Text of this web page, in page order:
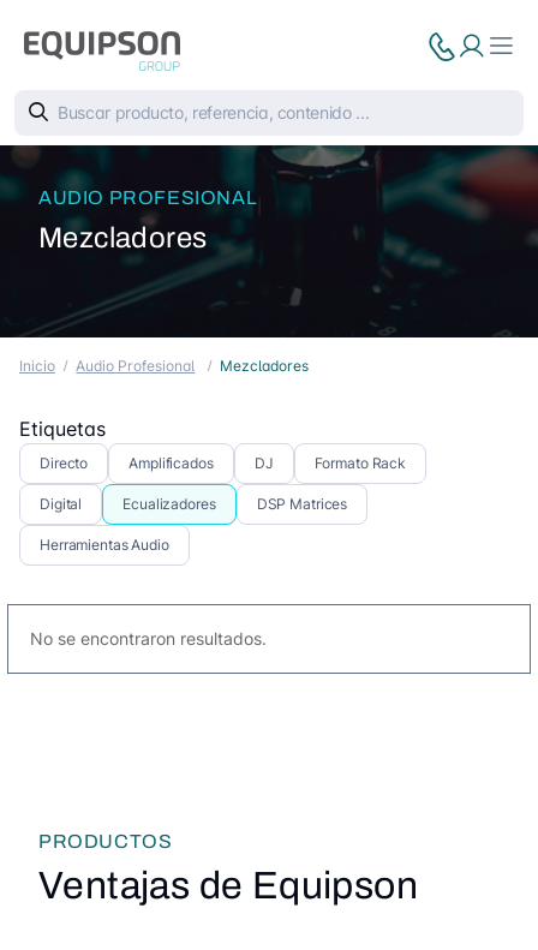
AUDIO PROFESIONAL
Mezcladores
Inicio Audio Profesional Mezcladores
Etiquetas
Directo Amplificados DJ Formato Rack
Digital Ecualizadores DSP Matrices
Herramientas Audio
No se encontraron resultados.
PRODUCTOS
Ventajas de Equipson